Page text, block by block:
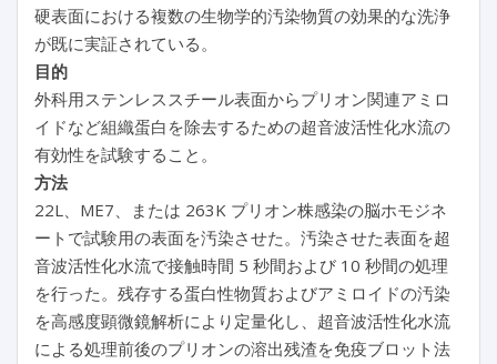
硬表面における複数の生物学的汚染物質の効果的な洗浄
が既に実証されている。
目的
外科用ステンレススチール表面からプリオン関連アミロ
イドなど組織蛋白を除去するための超音波活性化水流の
有効性を試験すること。
方法
22L、ME7、または 263K プリオン株感染の脳ホモジネ
ートで試験用の表面を汚染させた。汚染させた表面を超
音波活性化水流で接触時間 5 秒間および 10 秒間の処理
を行った。残存する蛋白性物質およびアミロイドの汚染
を高感度顕微鏡解析により定量化し、超音波活性化水流
による処理前後のプリオンの溶出残渣を免疫ブロット法